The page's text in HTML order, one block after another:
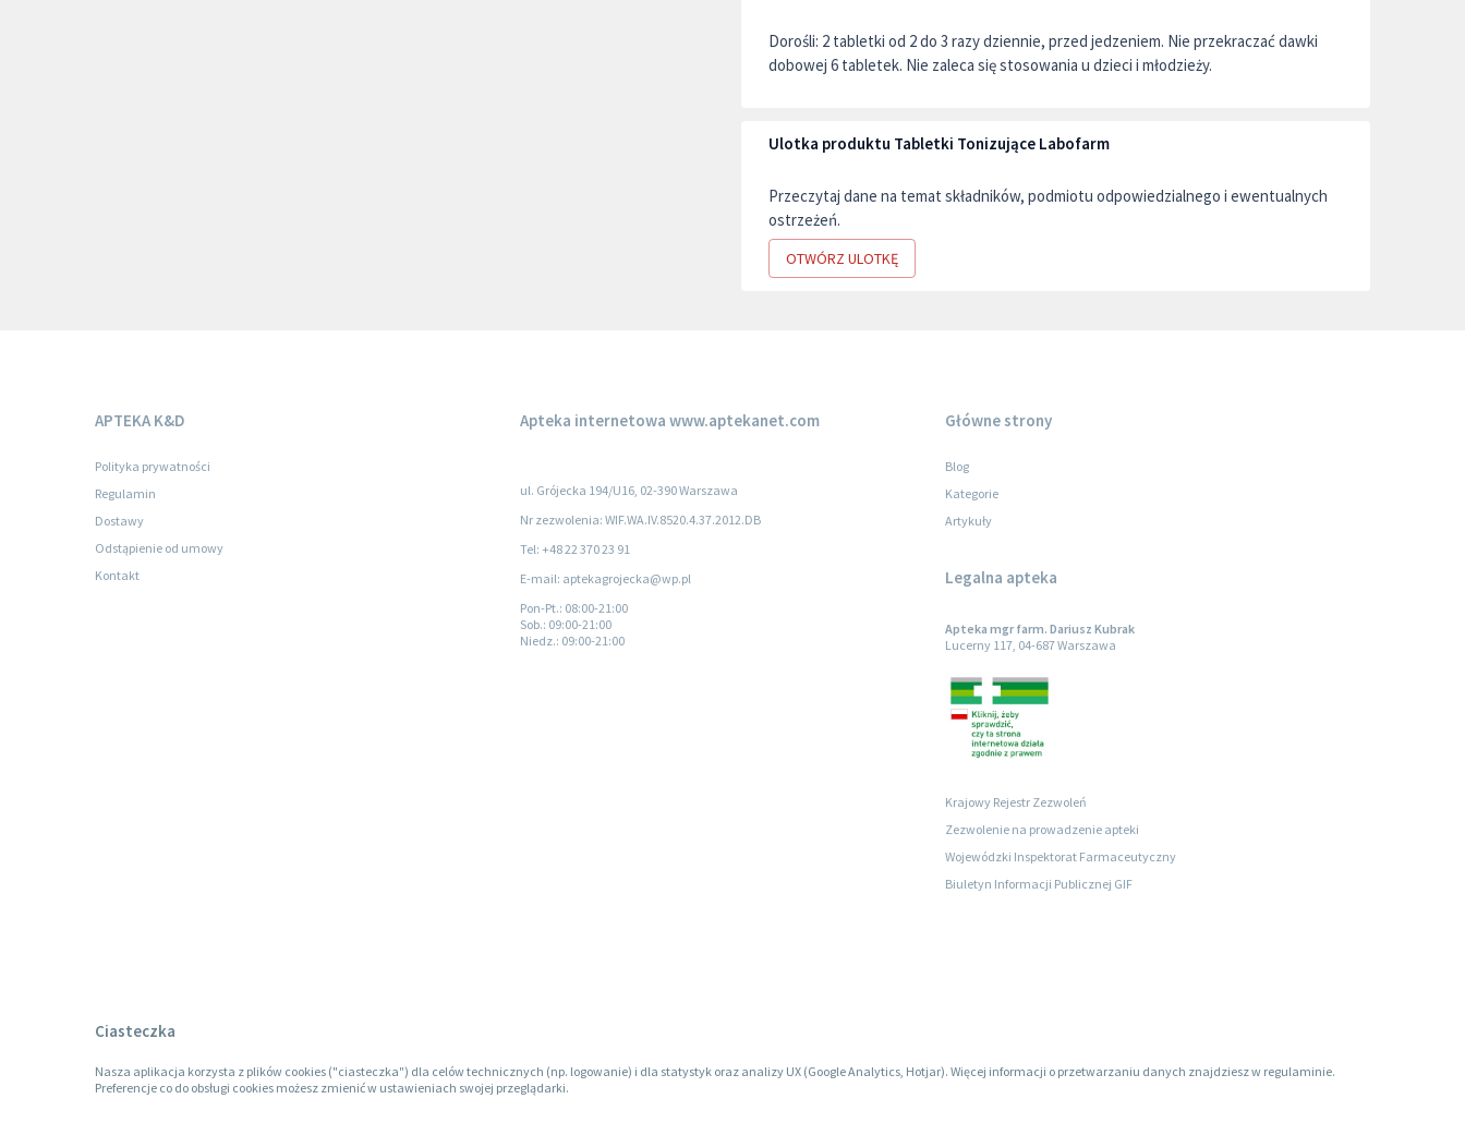
Dorośli: 2 tabletki od 2 do 3 razy dziennie, przed jedzeniem. Nie przekraczać dawki
dobowej 6 tabletek. Nie zaleca się stosowania u dzieci i młodzieży.
Ulotka produktu Tabletki Tonizujące Labofarm
Przeczytaj dane na temat składników, podmiotu odpowiedzialnego i ewentualnych
ostrzeżeń.
OTWÓRZ ULOTKĘ
APTEKA K&D
Polityka prywatności
Regulamin
Dostawy
Odstąpienie od umowy
Kontakt
Apteka internetowa www.aptekanet.com
ul. Grójecka 194/U16, 02-390 Warszawa
Nr zezwolenia: WIF.WA.IV.8520.4.37.2012.DB
Tel: +48 22 370 23 91
E-mail: aptekagrojecka@wp.pl
Pon-Pt.: 08:00-21:00
Sob.: 09:00-21:00
Niedz.: 09:00-21:00
Główne strony
Blog
Kategorie
Artykuły
Legalna apteka
Apteka mgr farm. Dariusz Kubrak
Lucerny 117, 04-687 Warszawa
Krajowy Rejestr Zezwoleń
Zezwolenie na prowadzenie apteki
Wojewódzki Inspektorat Farmaceutyczny
Biuletyn Informacji Publicznej GIF
Ciasteczka
Nasza aplikacja korzysta z plików cookies ("ciasteczka") dla celów technicznych (np. logowanie) i dla statystyk oraz analizy UX (Google Analytics, Hotjar). Więcej informacji o przetwarzaniu danych znajdziesz w regulaminie.
Preferencje co do obsługi cookies możesz zmienić w ustawieniach swojej przeglądarki.